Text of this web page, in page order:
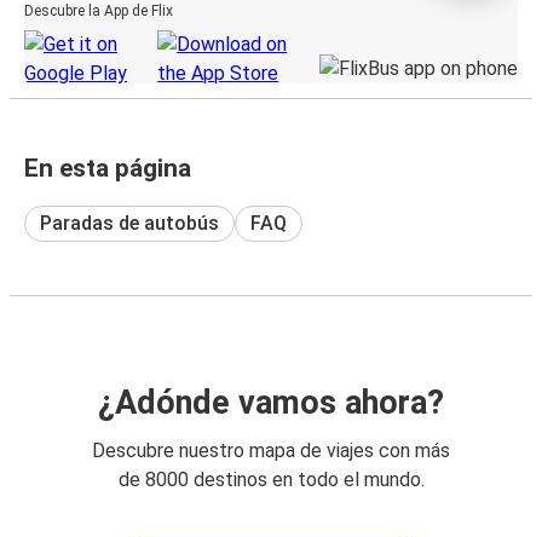
Descubre la App de Flix
En esta página
Paradas de autobús FAQ
¿Adónde vamos ahora?
Descubre nuestro mapa de viajes con más
de 8000 destinos en todo el mundo.